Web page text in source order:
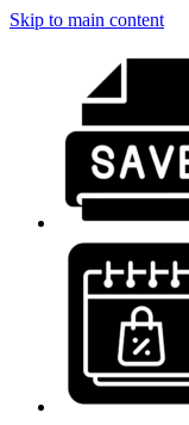
Skip to main content